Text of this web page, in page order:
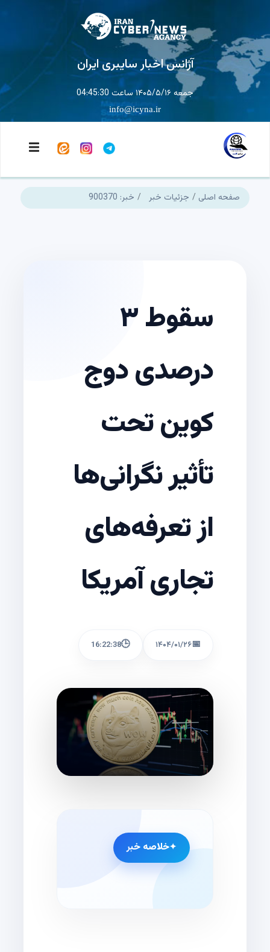
آژانس اخبار سایبری ایران
جمعه ۱۴۰۵/۵/۱۶ ساعت 04:45:30
info@icyna.ir
صفحه اصلی جزئیات خبر خبر: 900370
سقوط ۳
درصدی دوج
کوین تحت
تأثیر نگرانی‌ها
از تعرفه‌های
تجاری آمریکا
📅۱۴۰۴/۰۱/۲۶ 🕒
16:22:38
خلاصه خبر